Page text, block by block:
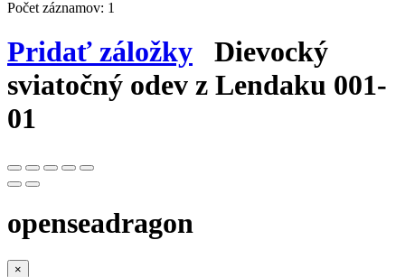
Počet záznamov: 1
Pridať záložky Dievocký
sviatočný odev z Lendaku 001-
01
openseadragon
×